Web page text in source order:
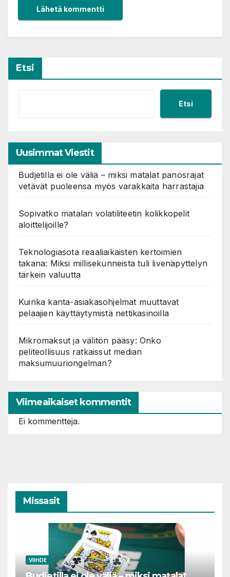
Etsi
Etsi
Uusimmat Viestit
Budjetilla ei ole väliä – miksi matalat panosrajat
vetävät puoleensa myös varakkaita harrastajia
Sopivatko matalan volatiliteetin kolikkopelit
aloittelijoille?
Teknologiasota reaaliaikaisten kertoimien
takana: Miksi millisekunneista tuli livenäpyttelyn
tärkein valuutta
Kuinka kanta-asiakasohjelmat muuttavat
pelaajien käyttäytymistä nettikasinoilla
Mikromaksut ja välitön pääsy: Onko
peliteollisuus ratkaissut median
maksumuuriongelman?
Viimeaikaiset kommentit
Ei kommentteja.
Missasit
VIIHDE